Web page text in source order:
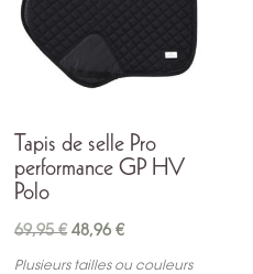
Tapis de selle Pro
performance GP HV
Polo
69,95€ Le
prix
48,96€Le
prix
Plusieurs tailles ou couleurs